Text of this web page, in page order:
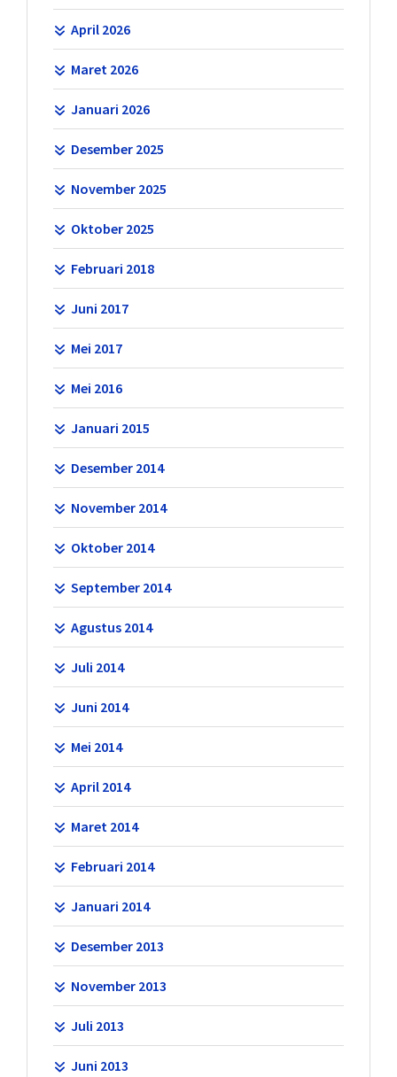
April 2026
Maret 2026
Januari 2026
Desember 2025
November 2025
Oktober 2025
Februari 2018
Juni 2017
Mei 2017
Mei 2016
Januari 2015
Desember 2014
November 2014
Oktober 2014
September 2014
Agustus 2014
Juli 2014
Juni 2014
Mei 2014
April 2014
Maret 2014
Februari 2014
Januari 2014
Desember 2013
November 2013
Juli 2013
Juni 2013